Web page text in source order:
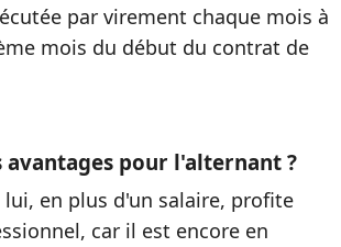
par virement chaque mois à
mois du début du contrat de
avantages pour l'alternant ?
lui, en plus d'un salaire, profite
car il est encore en